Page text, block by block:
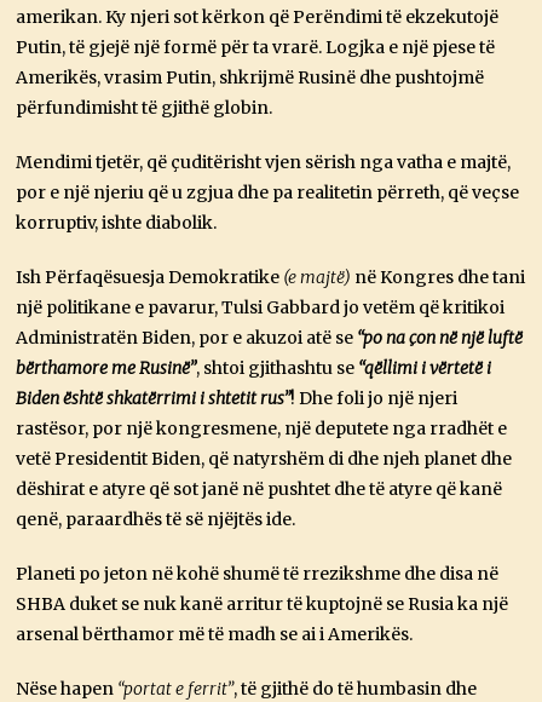
amerikan. Ky njeri sot kërkon që Perëndimi të ekzekutojë
Putin, të gjejë një formë për ta vrarë. Logjka e një pjese të
Amerikës, vrasim Putin, shkrijmë Rusinë dhe pushtojmë
përfundimisht të gjithë globin.
Mendimi tjetër, që çuditërisht vjen sërish nga vatha e majtë,
por e një njeriu që u zgjua dhe pa realitetin përreth, që veçse
korruptiv, ishte diabolik.
Ish Përfaqësuesja Demokratike (e majtë) në Kongres dhe tani
një politikane e pavarur, Tulsi Gabbard jo vetëm që kritikoi
Administratën Biden, por e akuzoi atë se “po na çon në një luftë
bërthamore me Rusinë”, shtoi gjithashtu se “qëllimi i vërtetë i
Biden është shkatërrimi i shtetit rus”! Dhe foli jo një njeri
rastësor, por një kongresmene, një deputete nga rradhët e
vetë Presidentit Biden, që natyrshëm di dhe njeh planet dhe
dëshirat e atyre që sot janë në pushtet dhe të atyre që kanë
qenë, paraardhës të së njëjtës ide.
Planeti po jeton në kohë shumë të rrezikshme dhe disa në
SHBA duket se nuk kanë arritur të kuptojnë se Rusia ka një
arsenal bërthamor më të madh se ai i Amerikës.
Nëse hapen “portat e ferrit”, të gjithë do të humbasin dhe